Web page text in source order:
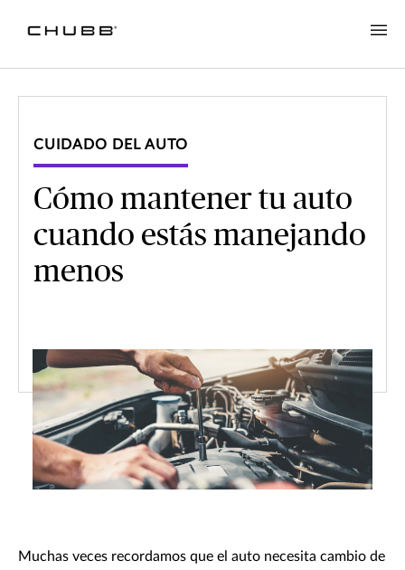
CUIDADO DEL AUTO
Cómo mantener tu auto
cuando estás manejando
menos
Muchas veces recordamos que el auto necesita cambio de